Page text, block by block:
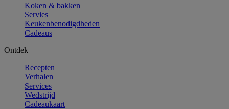
Koken & bakken
Servies
Keukenbenodigdheden
Cadeaus
Ontdek
Recepten
Verhalen
Services
Wedstrijd
Cadeaukaart